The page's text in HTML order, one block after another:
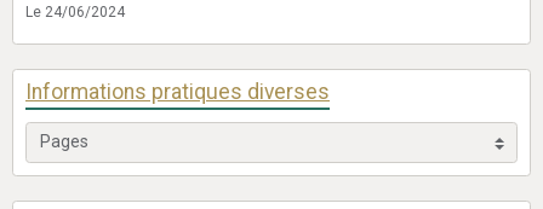
Le 24/06/2024
Informations pratiques diverses